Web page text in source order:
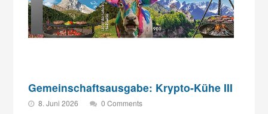
Gemeinschaftsausgabe: Krypto-Kühe III
8. Juni 2026 0 Comments